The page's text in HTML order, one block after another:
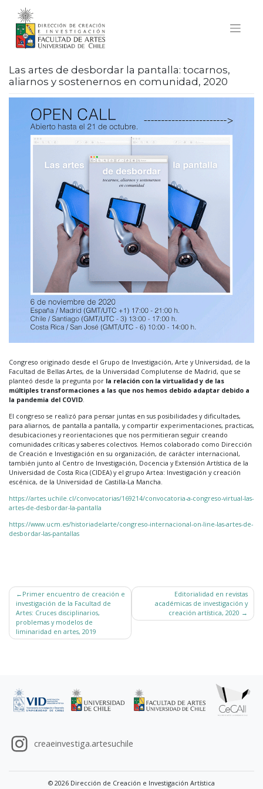
content
Las artes de desbordar la pantalla: tocarnos,
aliarnos y sostenernos en comunidad, 2020
Congreso originado desde el Grupo de Investigación, Arte y Universidad, de la
Facultad de Bellas Artes, de la Universidad Complutense de Madrid, que se
planteó desde la pregunta por la relación con la virtualidad y de las
múltiples transformaciones a las que nos hemos debido adaptar debido a
la pandemia del COVID
El congreso se realizó para pensar juntas en sus posibilidades y dificultades,
para aliarnos, de pantalla a pantalla, y compartir experimentaciones, practicas,
desubicaciones y reorientaciones que nos permitieran seguir creando
comunidades críticas y saberes colectivos. Hemos colaborado como Dirección
de Creación e Investigación en su organización, de carácter internacional,
también junto al Centro de Investigación, Docencia y Extensión Artística de la
Universidad de Costa Rica (CIDEA) y el grupo Artea: Investigación y creación
escénica, de la Universidad de Castilla-La Mancha.
https://artes.uchile.cl/convocatorias/169214/convocatoria-a-congreso-virtual-las-
artes-de-desbordar-la-pantalla
https://www.ucm.es/historiadelarte/congreso-internacional-on-line-las-artes-de-
desbordar-las-pantallas
Navegación
de
entradas
Primer encuentro de creación e
investigación de la Facultad de
Artes: Cruces disciplinarios,
problemas y modelos de
liminaridad en artes, 2019
Editorialidad en revistas
académicas de investigación y
creación artística, 2020
creaeinvestiga.artesuchile
© 2026 Dirección de Creación e Investigación Artística